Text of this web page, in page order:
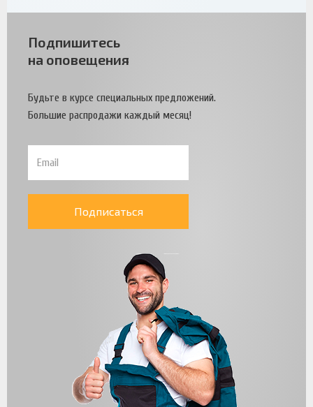
Подпишитесь
на оповещения
Будьте в курсе специальных предложений.
Большие распродажи каждый месяц!
Подписаться